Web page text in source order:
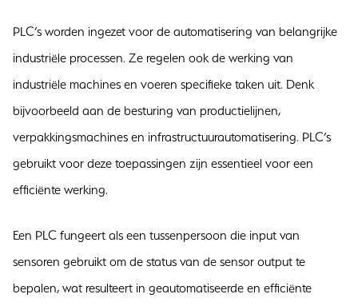
PLC’s worden ingezet voor de automatisering van belangrijke
industriële processen. Ze regelen ook de werking van
industriële machines en voeren specifieke taken uit. Denk
bijvoorbeeld aan de besturing van productielijnen,
verpakkingsmachines en infrastructuurautomatisering. PLC’s
gebruikt voor deze toepassingen zijn essentieel voor een
efficiënte werking.
Een PLC fungeert als een tussenpersoon die input van
sensoren gebruikt om de status van de sensor output te
bepalen, wat resulteert in geautomatiseerde en efficiënte